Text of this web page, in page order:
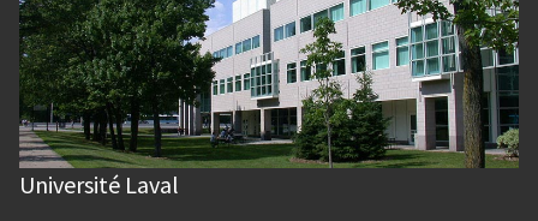
Université Laval